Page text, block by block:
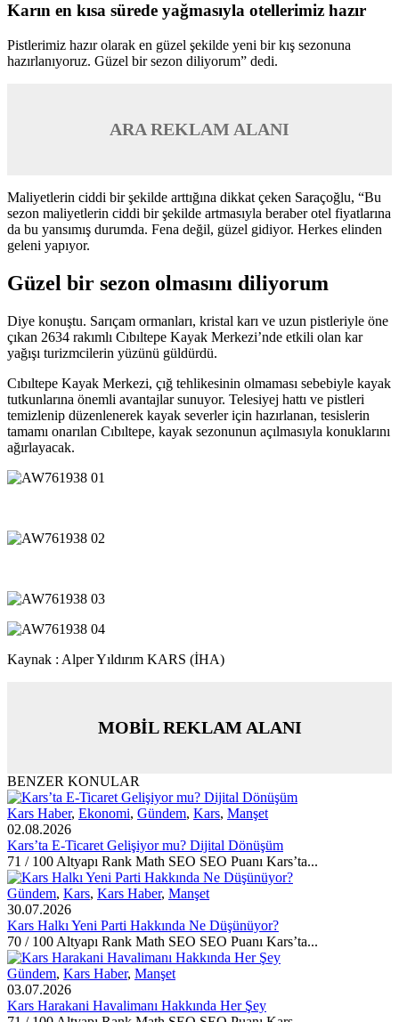
Karın en kısa sürede yağmasıyla otellerimiz hazır
Pistlerimiz hazır olarak en güzel şekilde yeni bir kış sezonuna
hazırlanıyoruz. Güzel bir sezon diliyorum” dedi.
ARA REKLAM ALANI
Maliyetlerin ciddi bir şekilde arttığına dikkat çeken Saraçoğlu, “Bu
sezon maliyetlerin ciddi bir şekilde artmasıyla beraber otel fiyatlarına
da bu yansımış durumda. Fena değil, güzel gidiyor. Herkes elinden
geleni yapıyor.
Güzel bir sezon olmasını diliyorum
Diye konuştu. Sarıçam ormanları, kristal karı ve uzun pistleriyle öne
çıkan 2634 rakımlı Cıbıltepe Kayak Merkezi’nde etkili olan kar
yağışı turizmcilerin yüzünü güldürdü.
Cıbıltepe Kayak Merkezi, çığ tehlikesinin olmaması sebebiyle kayak
tutkunlarına önemli avantajlar sunuyor. Telesiyej hattı ve pistleri
temizlenip düzenlenerek kayak severler için hazırlanan, tesislerin
tamamı onarılan Cıbıltepe, kayak sezonunun açılmasıyla konuklarını
ağırlayacak.
Kaynak : Alper Yıldırım KARS (İHA)
MOBİL REKLAM ALANI
BENZER KONULAR
Kars Haber, Ekonomi, Gündem, Kars, Manşet
02.08.2026
Kars’ta E-Ticaret Gelişiyor mu? Dijital Dönüşüm
71 / 100 Altyapı Rank Math SEO SEO Puanı Kars’ta...
Gündem, Kars, Kars Haber, Manşet
30.07.2026
Kars Halkı Yeni Parti Hakkında Ne Düşünüyor?
70 / 100 Altyapı Rank Math SEO SEO Puanı Kars’ta...
Gündem, Kars Haber, Manşet
03.07.2026
Kars Harakani Havalimanı Hakkında Her Şey